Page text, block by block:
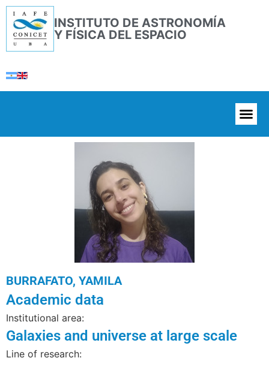
INSTITUTO DE ASTRONOMÍA
Y FÍSICA DEL ESPACIO
BURRAFATO, YAMILA
Academic data
Institutional area:
Galaxies and universe at large scale
Line of research: